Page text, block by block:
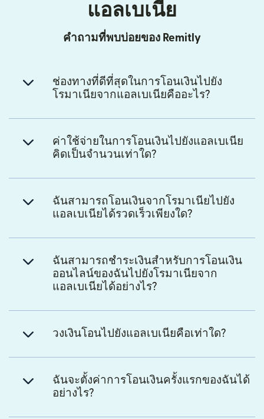
แอลเบเนีย
คำถามที่พบบ่อยของ Remitly
ช่องทางที่ดีที่สุดในการโอนเงินไปยัง
โรมาเนียจากแอลเบเนียคืออะไร?
ค่าใช้จ่ายในการโอนเงินไปยังแอลเบเนีย
คิดเป็นจำนวนเท่าใด?
ฉันสามารถโอนเงินจากโรมาเนียไปยัง
แอลเบเนียได้รวดเร็วเพียงใด?
ฉันสามารถชำระเงินสำหรับการโอนเงิน
ออนไลน์ของฉันไปยังโรมาเนียจาก
แอลเบเนียได้อย่างไร?
วงเงินโอนไปยังแอลเบเนียคือเท่าใด?
ฉันจะตั้งค่าการโอนเงินครั้งแรกของฉันได้
อย่างไร?